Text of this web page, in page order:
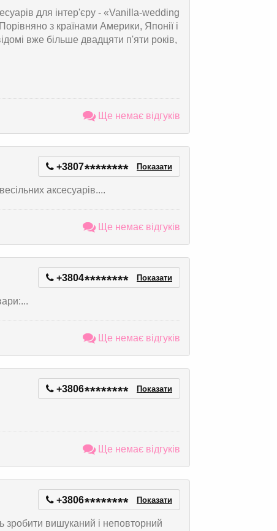
для інтер'єру - «Vanilla-wedding
з країнами Америки, Японії і
вже більше двадцяти п'яти років,
Ще немає відгуків
+3807******** Показати
аксесуарів....
Ще немає відгуків
+3804******** Показати
Ще немає відгуків
+3806******** Показати
Ще немає відгуків
+3806******** Показати
зробити вишуканий і неповторний